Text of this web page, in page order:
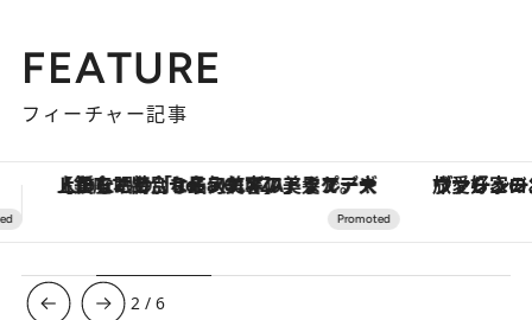
FEATURE
フィーチャー記事
ヴァシュロン・コンスタンタン「オーヴァーシーズ・オートマティック」。旅愛好家のお気に入りコレクションから、ジェンダーレスな新作が登場 【夏限定ディナーコース】旬を
3 /6